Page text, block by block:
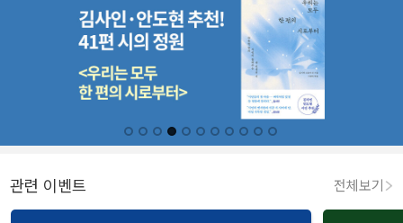
관련 이벤트 전체보기